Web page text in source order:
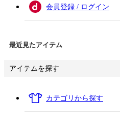
会員登録 / ログイン
最近見たアイテム
アイテムを探す
カテゴリから探す